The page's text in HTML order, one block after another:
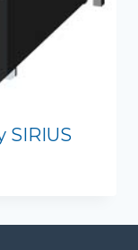
SIRIUS